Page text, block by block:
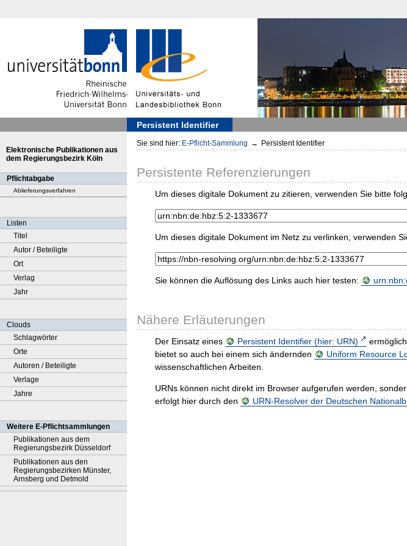
Persistent Identifier
Elektronische Publikationen aus
dem Regierungsbezirk Köln
Pflichtabgabe
Ablieferungsverfahren
Listen
Titel
Autor / Beteiligte
Ort
Verlag
Jahr
Clouds
Schlagwörter
Orte
Autoren / Beteiligte
Verlage
Jahre
Weitere E-Pflichtsammlungen
Publikationen aus dem
Regierungsbezirk Düsseldorf
Publikationen aus den
Regierungsbezirken Münster,
Arnsberg und Detmold
Sie sind hier: E-Pflicht-Sammlung → Persistent Identifier
Persistente Referenzierungen
Um dieses digitale Dokument zu zitieren, verwenden Sie bitte
Um dieses digitale Dokument im Netz zu verlinken, verwenden
Sie können die Auflösung des Links auch hier testen:
Nähere Erläuterungen
Der Einsatz eines Persistent Identifier (hier: URN)
bietet so auch bei einem sich ändernden
Uniform Resource
wissenschaftlichen Arbeiten.
URNs können nicht direkt im Browser aufgerufen werden,
erfolgt hier durch den
URN-Resolver der Deutschen